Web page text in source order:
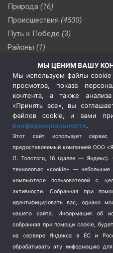
Природа (16)
Происшествия (4530)
Путь к Победе (3)
Районы (1)
(510)
Сельское хозяйство (3)
Социальная политика
(3)
Спецоперация в Украине
Спецоперация на Украине
Спорт (740)
Терроризм (1)
Транспорт (262)
Туризм (178)
Школа и спорт (2)
Экология (8)
Экономика (1172)
МЫ ЦЕНИМ ВАШУ
Мы используем файлы
просмотра, показа
контента, а также
«Принять все», вы
файлов cookie, и вами
конфиденциальности.
Этот сайт использует сервис
предоставляемый компанией ООО
Л. Толстого, 16 (далее — Яндекс).
технологию «cookie» —
компьютере пользователей с
активности.
Собранная при
идентифицировать вас, однако
нашего сайта. Информация об
собранная при помощи cookie,
на сервере Яндекса в ЕС и
обрабатывать эту информацию